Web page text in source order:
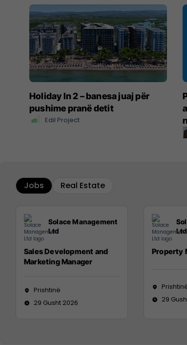
Holiday In 2 – banesa juaj për
pushime pranë detit
Edil Project
Jobs Real Estate
Solace Management
Ltd
Sales Development and
Marketing Manager
Prishtinë
29 Gusht 2026
Ltd
Property
29